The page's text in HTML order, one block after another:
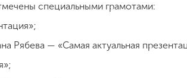
специальными грамотами:
Рябева — «Самая актуальная